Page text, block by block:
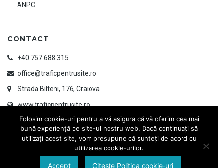
ANPC
CONTACT
+40 757 688 315
office@traficpentrusite.ro
Strada Bilteni, 176, Craiova
www.traficpentrusite.ro
Folosim cookie-uri pentru a vă asigura că vă oferim cea mai
bună experiență pe site-ul nostru web. Dacă continuați să
utilizați acest site, vom presupune că sunteți de acord cu
utilizarea cookie-urilor.
Accept Citeste Politica cookie-uri